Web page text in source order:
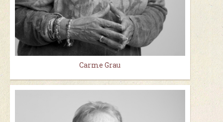
Carme Grau